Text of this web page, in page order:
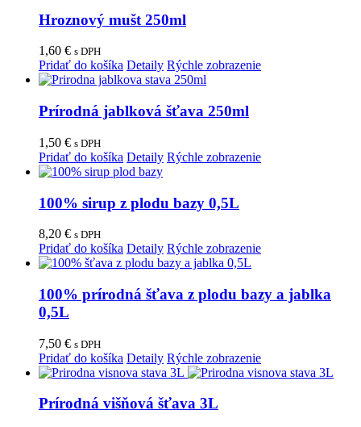
Hroznový mušt 250ml
1,60 € s DPH
Pridať do košíka Detaily Rýchle zobrazenie
Prírodná jablková šťava 250ml
1,50 € s DPH
Pridať do košíka Detaily Rýchle zobrazenie
100% sirup z plodu bazy 0,5L
8,20 € s DPH
Pridať do košíka Detaily Rýchle zobrazenie
100% prírodná šťava z plodu bazy a jablka
0,5L
7,50 € s DPH
Pridať do košíka Detaily Rýchle zobrazenie
Prírodná višňová šťava 3L